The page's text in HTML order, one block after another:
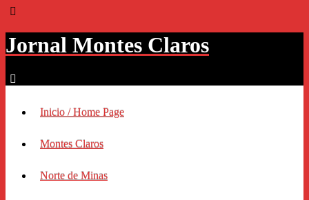
Jornal Montes Claros
Inicio / Home Page
Montes Claros
Norte de Minas